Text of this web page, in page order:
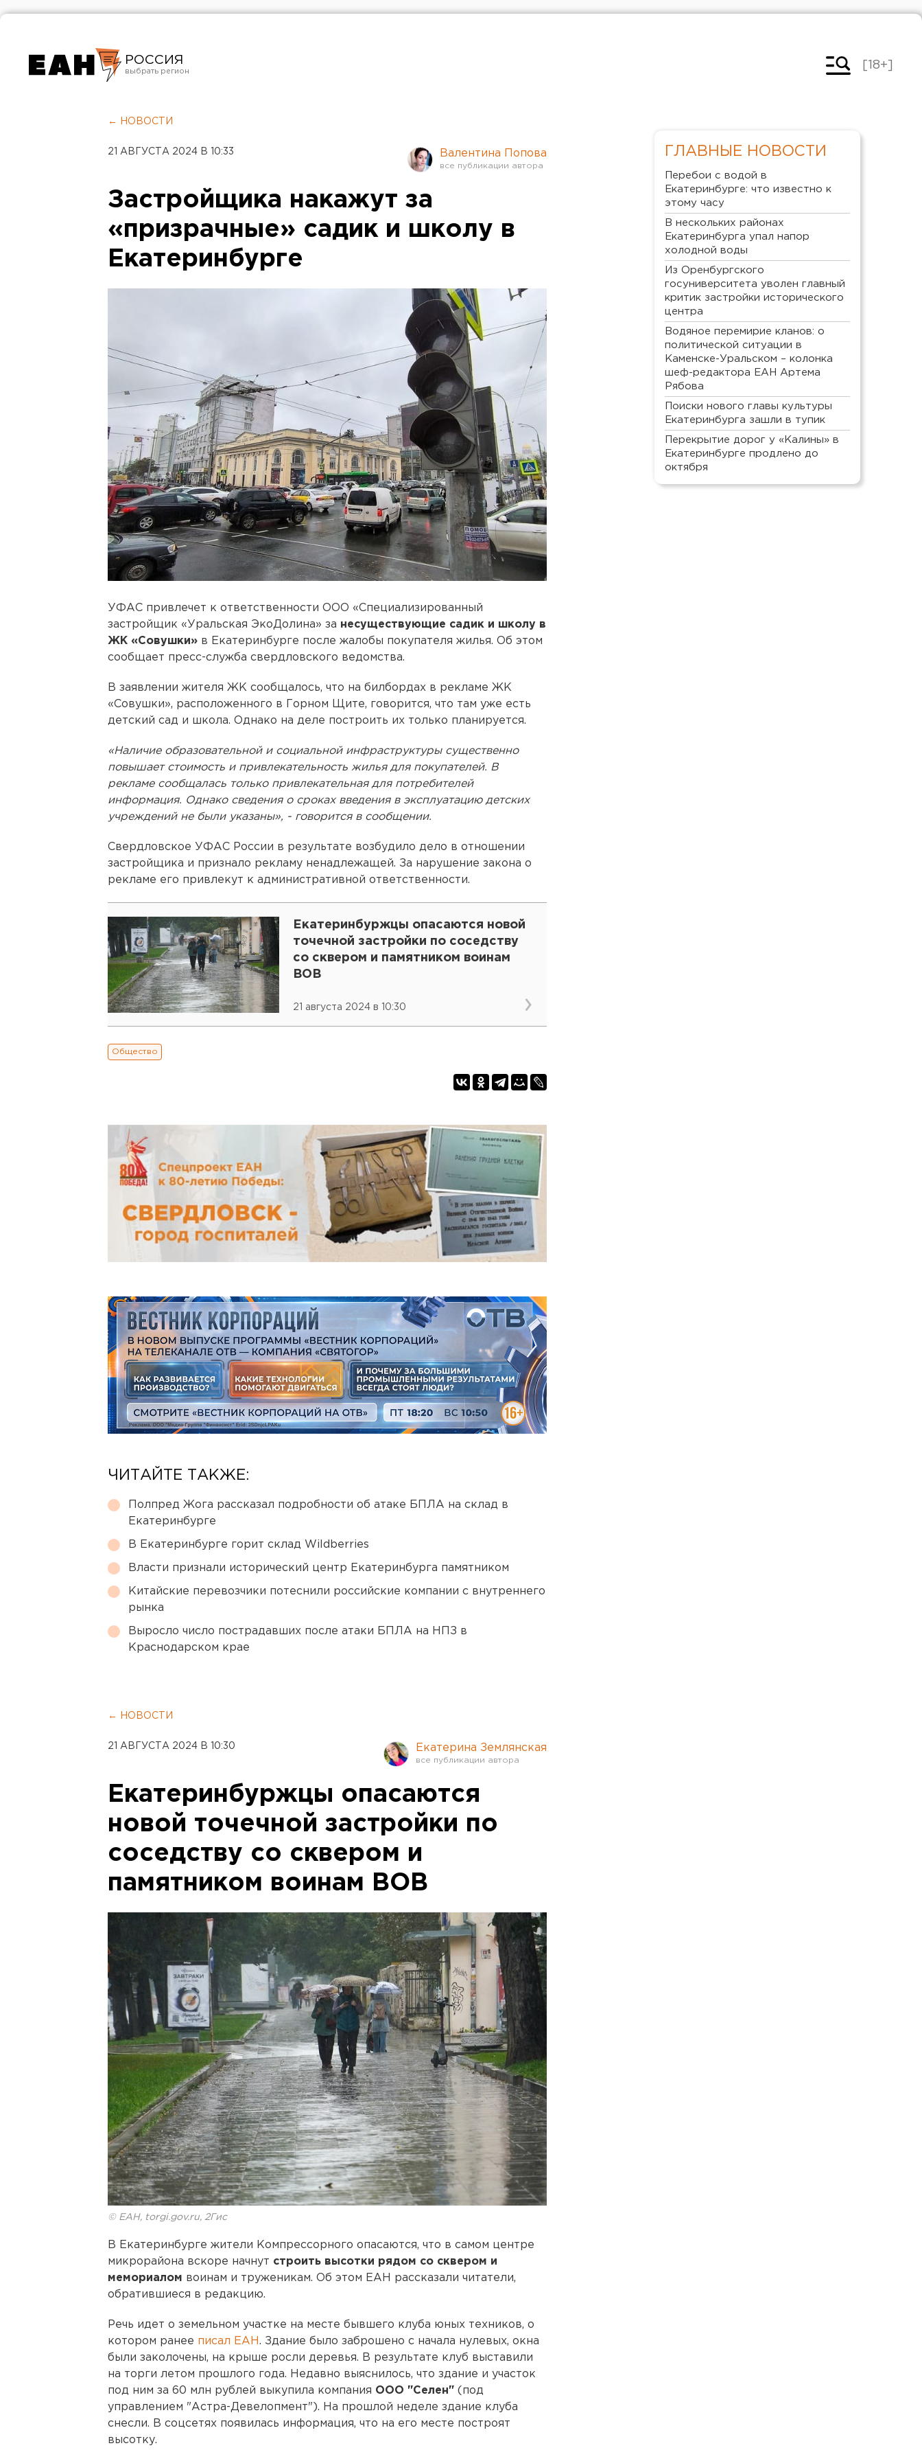
РОССИЯ
Челябинск
[18+]
← НОВОСТИ
21 АВГУСТА 2024 В 10:33 Валентина Попова
Застройщика накажут за
«призрачные» садик и школу в
Екатеринбурге
УФАС привлечет к ответственности ООО «Специализированный
застройщик «Уральская ЭкоДолина» за несуществующие садик и школу в
ЖК «Совушки» в Екатеринбурге после жалобы покупателя жилья. Об этом
сообщает пресс-служба свердловского ведомства.
В заявлении жителя ЖК сообщалось, что на билбордах в рекламе ЖК
«Совушки», расположенного в Горном Щите, говорится, что там уже есть
детский сад и школа. Однако на деле построить их только планируется.
«Наличие образовательной и социальной инфраструктуры существенно
повышает стоимость и привлекательность жилья для покупателей. В
рекламе сообщалась только привлекательная для потребителей
информация. Однако сведения о сроках введения в эксплуатацию детских
учреждений не были указаны», - говорится в сообщении.
Свердловское УФАС России в результате возбудило дело в отношении
застройщика и признало рекламу ненадлежащей. За нарушение закона о
рекламе его привлекут к административной ответственности.
Екатеринбуржцы опасаются новой
точечной застройки по соседству
со сквером и памятником воинам
ВОВ
21 августа 2024 в 10:30
Общество
ЧИТАЙТЕ ТАКЖЕ:
Полпред Жога рассказал подробности об атаке БПЛА на склад в
Екатеринбурге
В Екатеринбурге горит склад Wildberries
Власти признали исторический центр Екатеринбурга памятником
Китайские перевозчики потеснили российские компании с внутреннего
рынка
Выросло число пострадавших после атаки БПЛА на НПЗ в
Краснодарском крае
← НОВОСТИ
21 АВГУСТА 2024 В 10:30 Екатерина Землянская
Екатеринбуржцы опасаются
новой точечной застройки по
соседству со сквером и
памятником воинам ВОВ
© ЕАН, torgi.gov.ru, 2Гис
В Екатеринбурге жители Компрессорного опасаются, что в самом центре
микрорайона вскоре начнут строить высотки рядом со сквером и
мемориалом воинам и труженикам. Об этом ЕАН рассказали читатели,
обратившиеся в редакцию.
Речь идет о земельном участке на месте бывшего клуба юных техников, о
котором ранее писал ЕАН . Здание было заброшено с начала нулевых, окна
были заколочены, на крыше росли деревья. В результате клуб выставили
на торги летом прошлого года. Недавно выяснилось, что здание и участок
под ним за 60 млн рублей выкупила компания ООО "Селен" (под
управлением "Астра-Девелопмент"). На прошлой неделе здание клуба
снесли. В соцсетях появилась информация, что на его месте построят
высотку.
ГЛАВНЫЕ НОВОСТИ
Перебои с водой в
Екатеринбурге: что известно к
этому часу
В нескольких районах
Екатеринбурга упал напор
холодной воды
Из Оренбургского
госуниверситета уволен главный
критик застройки исторического
центра
Водяное перемирие кланов: о
политической ситуации в
Каменске-Уральском – колонка
шеф-редактора ЕАН Артема
Рябова
Поиски нового главы культуры
Екатеринбурга зашли в тупик
Перекрытие дорог у «Калины» в
Екатеринбурге продлено до
октября